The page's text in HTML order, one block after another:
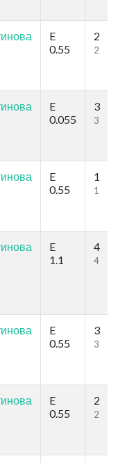
E
0.55
2
2
E
0.055
3
3
E
0.55
1
1
E
1.1
4
4
E
0.55
3
3
E
0.55
2
2